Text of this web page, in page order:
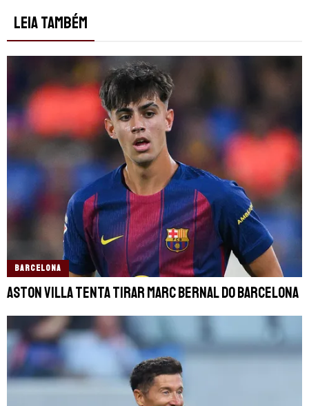
LEIA TAMBÉM
BARCELONA
Aston Villa tenta tirar Marc Bernal do Barcelona